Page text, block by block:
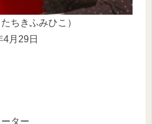
ちきふみひこ）
月29日
ター